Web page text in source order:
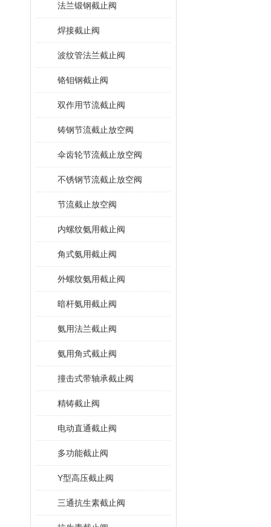
法兰锻钢截止阀
焊接截止阀
波纹管法兰截止阀
铬钼钢截止阀
双作用节流截止阀
铸钢节流截止放空阀
伞齿轮节流截止放空阀
不锈钢节流截止放空阀
节流截止放空阀
内螺纹氨用截止阀
角式氨用截止阀
外螺纹氨用截止阀
暗杆氨用截止阀
氨用法兰截止阀
氨用角式截止阀
撞击式带轴承截止阀
精铸截止阀
电动直通截止阀
多功能截止阀
Y型高压截止阀
三通抗生素截止阀